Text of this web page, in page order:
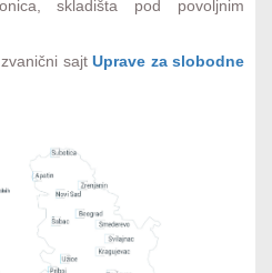
skladišta pod povoljnim
sajt Uprave za slobodne